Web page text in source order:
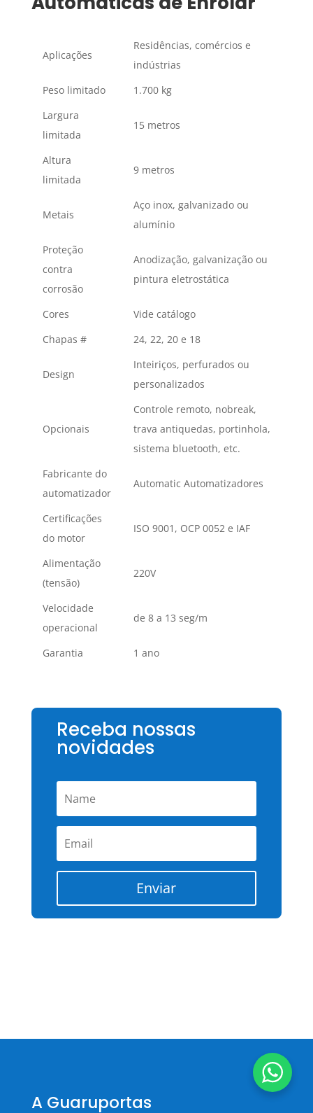
Aplicações
Residências, comércios e
indústrias
Peso limitado
1.700 kg
Largura
limitada
15 metros
Altura
limitada
9 metros
Metais
Aço inox, galvanizado ou
alumínio
Proteção
contra
corrosão
Anodização, galvanização ou
pintura eletrostática
Cores
Vide catálogo
Chapas #
24, 22, 20 e 18
Design
Inteiriços, perfurados ou
personalizados
Opcionais
Controle remoto, nobreak,
trava antiquedas, portinhola,
sistema bluetooth, etc.
Fabricante do
automatizador
Automatic Automatizadores
Certificações
do motor
ISO 9001, OCP 0052 e IAF
Alimentação
(tensão)
220V
Velocidade
operacional
de 8 a 13 seg/m
Garantia 1 ano
Receba nossas
novidades
Enviar
A Guaruportas